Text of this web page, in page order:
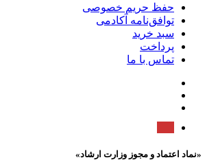
حفظ حریم خصوصی
توافق‌نامه آکادمی
سبد خرید
پرداخت
تماس با ما
«نماد اعتماد و مجوز وزارت ارشاد»